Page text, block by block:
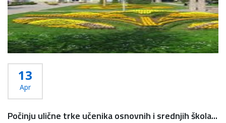
13
Apr
Počinju ulične trke učenika osnovnih i srednjih škola...